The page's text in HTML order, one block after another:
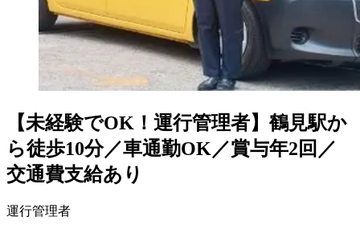
【未経験でOK！運行管理者】鶴見駅か
ら徒歩10分／車通勤OK／賞与年2回／
交通費支給あり
運行管理者